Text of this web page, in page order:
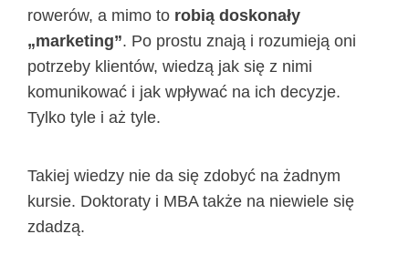
rowerów, a mimo to robią doskonały
„marketing”. Po prostu znają i rozumieją oni
potrzeby klientów, wiedzą jak się z nimi
komunikować i jak wpływać na ich decyzje.
Tylko tyle i aż tyle.
Takiej wiedzy nie da się zdobyć na żadnym
kursie. Doktoraty i MBA także na niewiele się
zdadzą.